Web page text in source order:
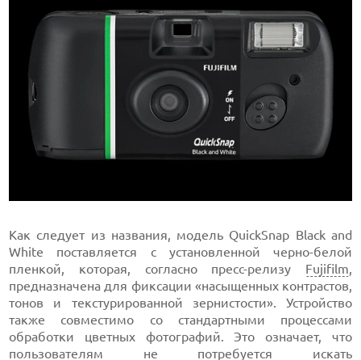
Как следует из названия, модель QuickSnap Black and
White поставляется с установленной черно-белой
пленкой, которая, согласно пресс-релизу Fujifilm,
предназначена для фиксации «насыщенных контрастов,
тонов и текстурированной зернистости». Устройство
также совместимо со стандартными процессами
обработки цветных фотографий. Это означает, что
пользователям не потребуется искать